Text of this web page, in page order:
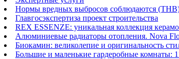
Нормы вредных выбросов соблюдаются
Главгосэкспертиза проект строительства
REX ESSENZE: уникальная коллекция
Алюминиевые радиаторы отопления. Nova
Биокамин: великолепие и оригинальность
Большие и маленькие гардеробные комнаты: